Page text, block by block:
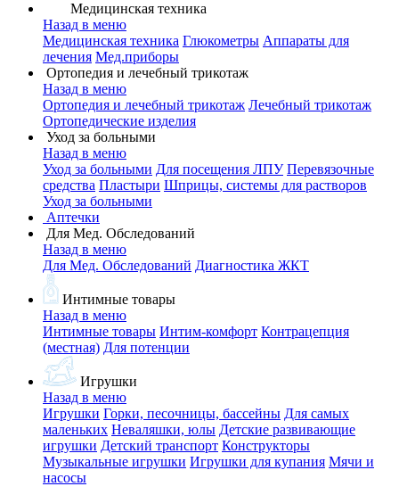
Медицинская техника
Назад в меню
Медицинская техника Глюкометры Аппараты для
лечения Мед.приборы
Ортопедия и лечебный трикотаж
Назад в меню
Ортопедия и лечебный трикотаж Лечебный трикотаж
Ортопедические изделия
Уход за больными
Назад в меню
Уход за больными Для посещения ЛПУ Перевязочные
средства Пластыри Шприцы, системы для растворов
Уход за больными
Аптечки
Для Мед. Обследований
Назад в меню
Для Мед. Обследований Диагностика ЖКТ
Интимные товары
Назад в меню
Интимные товары Интим-комфорт Контрацепция
(местная) Для потенции
Игрушки
Назад в меню
Игрушки Горки, песочницы, бассейны Для самых
маленьких Неваляшки, юлы Детские развивающие
игрушки Детский транспорт Конструкторы
Музыкальные игрушки Игрушки для купания Мячи и
насосы